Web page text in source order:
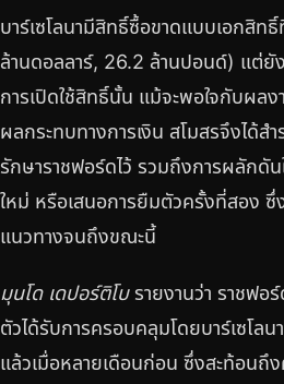
บาร์เซโลนามีสิทธิ์ซื้อขาดแบบเอกสิท
ล้านดอลลาร์, 26.2 ล้านปอนด์) แต่ยั
การเปิดใช้สิทธิ์นั้น แม้จะพอใจกับผล
ผลกระทบทางการเงิน สโมสรจึงได้ส
รักษาราชฟอร์ดไว้ รวมถึงการผลักดัน
ใหม่ หรือเสนอการยืมตัวครั้งที่สอง ซึ่
แนวทางจนถึงขณะนี้
มุนโด เดปอร์ติโบรายงานว่า ราชฟอ
ตัวได้รับการครอบคลุมโดยบาร์เซโล
แล้วเมื่อหลายเดือนก่อน ซึ่งสะท้อนถึ